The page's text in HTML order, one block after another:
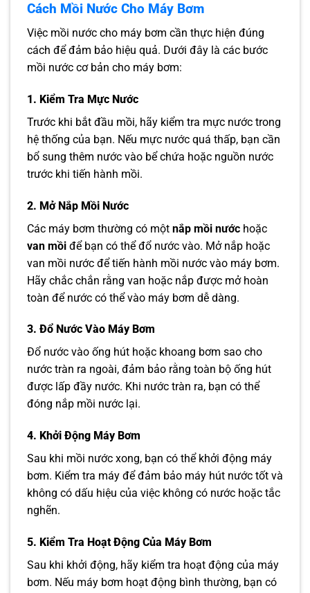
Cách Mồi Nước Cho Máy Bơm
Việc mồi nước cho máy bơm cần thực hiện đúng
cách để đảm bảo hiệu quả. Dưới đây là các bước
mồi nước cơ bản cho máy bơm:
1. Kiểm Tra Mực Nước
Trước khi bắt đầu mồi, hãy kiểm tra mực nước trong
hệ thống của bạn. Nếu mực nước quá thấp, bạn cần
bổ sung thêm nước vào bể chứa hoặc nguồn nước
trước khi tiến hành mồi.
2. Mở Nắp Mồi Nước
Các máy bơm thường có một nắp mồi nước hoặc
van mồi để bạn có thể đổ nước vào. Mở nắp hoặc
van mồi nước để tiến hành mồi nước vào máy bơm.
Hãy chắc chắn rằng van hoặc nắp được mở hoàn
toàn để nước có thể vào máy bơm dễ dàng.
3. Đổ Nước Vào Máy Bơm
Đổ nước vào ống hút hoặc khoang bơm sao cho
nước tràn ra ngoài, đảm bảo rằng toàn bộ ống hút
được lấp đầy nước. Khi nước tràn ra, bạn có thể
đóng nắp mồi nước lại.
4. Khởi Động Máy Bơm
Sau khi mồi nước xong, bạn có thể khởi động máy
bơm. Kiểm tra máy để đảm bảo máy hút nước tốt và
không có dấu hiệu của việc không có nước hoặc tắc
nghẽn.
5. Kiểm Tra Hoạt Động Của Máy Bơm
Sau khi khởi động, hãy kiểm tra hoạt động của máy
bơm. Nếu máy bơm hoạt động bình thường, bạn có